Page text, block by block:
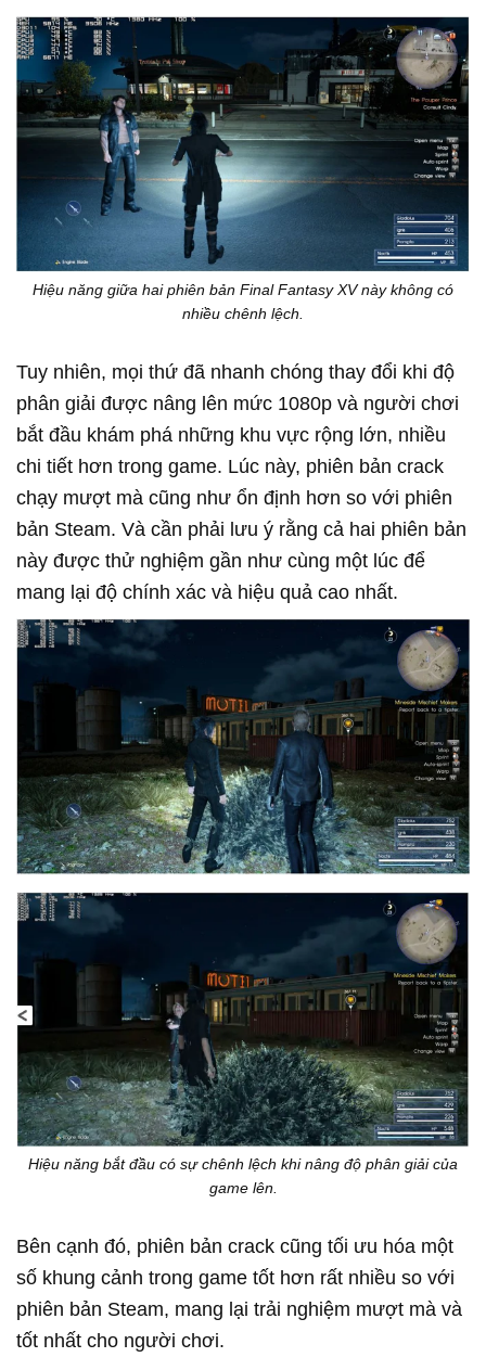
Hiệu năng giữa hai phiên bản Final Fantasy XV này không có
nhiều chênh lệch.
Tuy nhiên, mọi thứ đã nhanh chóng thay đổi khi độ
phân giải được nâng lên mức 1080p và người chơi
bắt đầu khám phá những khu vực rộng lớn, nhiều
chi tiết hơn trong game. Lúc này, phiên bản crack
chạy mượt mà cũng như ổn định hơn so với phiên
bản Steam. Và cần phải lưu ý rằng cả hai phiên bản
này được thử nghiệm gần như cùng một lúc để
mang lại độ chính xác và hiệu quả cao nhất.
Hiệu năng bắt đầu có sự chênh lệch khi nâng độ phân giải của
game lên.
Bên cạnh đó, phiên bản crack cũng tối ưu hóa một
số khung cảnh trong game tốt hơn rất nhiều so với
phiên bản Steam, mang lại trải nghiệm mượt mà và
tốt nhất cho người chơi.